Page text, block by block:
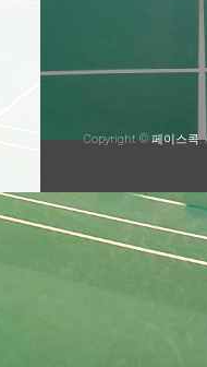
Copyright © 페이스콕.